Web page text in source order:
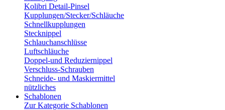
Kolibri Detail-Pinsel
Kupplungen/Stecker/Schläuche
Schnellkupplungen
Stecknippel
Schlauchanschlüsse
Luftschläuche
Doppel-und Reduziernippel
Verschluss-Schrauben
Schneide- und Maskiermittel
nützliches
Schablonen
Zur Kategorie Schablonen